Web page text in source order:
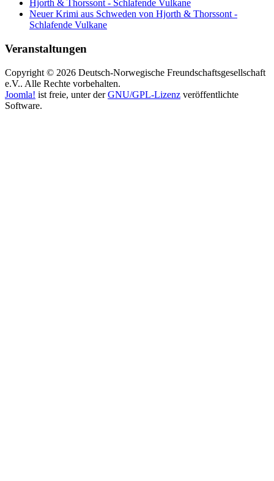
Hjorth & Thorssont - Schlafende Vulkane
Neuer Krimi aus Schweden von Hjorth & Thorssont -
Schlafende Vulkane
Veranstaltungen
Copyright © 2026 Deutsch-Norwegische Freundschaftsgesellschaft
e.V.. Alle Rechte vorbehalten.
Joomla! ist freie, unter derGNU/GPL-Lizenz veröffentlichte
Software.